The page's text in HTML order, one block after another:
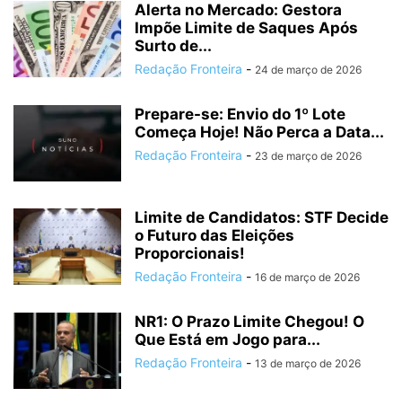
Alerta no Mercado: Gestora
Impõe Limite de Saques Após
Surto de...
Redação Fronteira - 24 de março de 2026
Prepare-se: Envio do 1º Lote
Começa Hoje! Não Perca a Data...
Redação Fronteira - 23 de março de 2026
Limite de Candidatos: STF Decide
o Futuro das Eleições
Proporcionais!
Redação Fronteira - 16 de março de 2026
NR1: O Prazo Limite Chegou! O
Que Está em Jogo para...
Redação Fronteira - 13 de março de 2026